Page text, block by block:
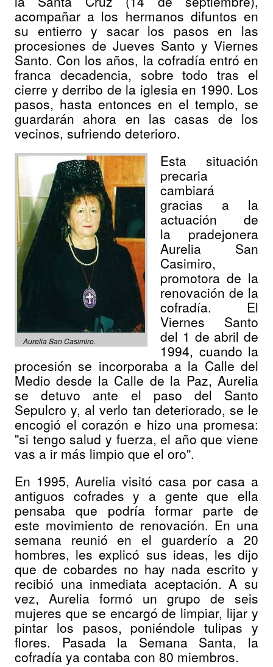
acompañar a los hermanos difuntos en
su entierro y sacar los pasos en las
procesiones de Jueves Santo y Viernes
Santo. Con los años, la cofradía entró en
franca decadencia, sobre todo tras el
cierre y derribo de la iglesia en 1990. Los
pasos, hasta entonces en el templo, se
guardarán ahora en las casas de los
vecinos, sufriendo deterioro.
Aurelia San Casimiro.
Esta situación
precaria
cambiará
gracias a la
actuación de
la pradejonera
Aurelia San
Casimiro,
promotora de la
renovación de la
cofradía. El
Viernes Santo
del 1 de abril de
1994, cuando la
procesión se incorporaba a la Calle del
Medio desde la Calle de la Paz, Aurelia
se detuvo ante el paso del Santo
Sepulcro y, al verlo tan deteriorado, se le
encogió el corazón e hizo una promesa:
"si tengo salud y fuerza, el año que viene
vas a ir más limpio que el oro".
En 1995, Aurelia visitó casa por casa a
antiguos cofrades y a gente que ella
pensaba que podría formar parte de
este movimiento de renovación. En una
semana reunió en el guarderío a 20
hombres, les explicó sus ideas, les dijo
que de cobardes no hay nada escrito y
recibió una inmediata aceptación. A su
vez, Aurelia formó un grupo de seis
mujeres que se encargó de limpiar, lijar y
pintar los pasos, poniéndole tulipas y
flores. Pasada la Semana Santa, la
cofradía ya contaba con 80 miembros.